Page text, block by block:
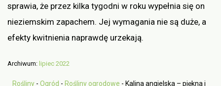
sprawia, że przez kilka tygodni w roku wypełnia się on
nieziemskim zapachem. Jej wymagania nie są duże, a
efekty kwitnienia naprawdę urzekają.
Archiwum: lipiec 2022
Rośliny - Ogród - Rośliny ogrodowe - Kalina angielska – piękna i